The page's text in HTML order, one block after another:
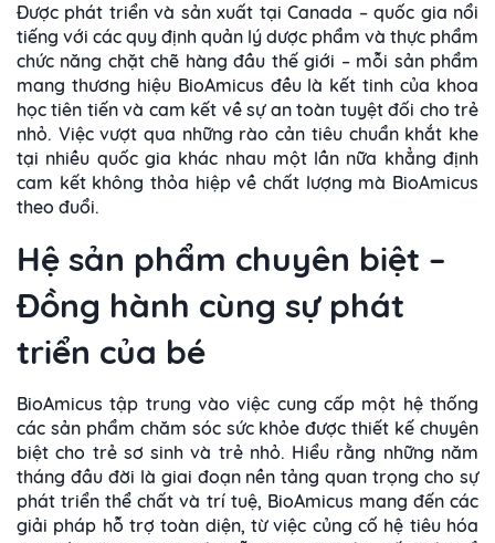
Được phát triển và sản xuất tại Canada – quốc gia nổi
tiếng với các quy định quản lý dược phẩm và thực phẩm
chức năng chặt chẽ hàng đầu thế giới – mỗi sản phẩm
mang thương hiệu BioAmicus đều là kết tinh của khoa
học tiên tiến và cam kết về sự an toàn tuyệt đối cho trẻ
nhỏ. Việc vượt qua những rào cản tiêu chuẩn khắt khe
tại nhiều quốc gia khác nhau một lần nữa khẳng định
cam kết không thỏa hiệp về chất lượng mà BioAmicus
theo đuổi.
Hệ sản phẩm chuyên biệt –
Đồng hành cùng sự phát
triển của bé
BioAmicus tập trung vào việc cung cấp một hệ thống
các sản phẩm chăm sóc sức khỏe được thiết kế chuyên
biệt cho trẻ sơ sinh và trẻ nhỏ. Hiểu rằng những năm
tháng đầu đời là giai đoạn nền tảng quan trọng cho sự
phát triển thể chất và trí tuệ, BioAmicus mang đến các
giải pháp hỗ trợ toàn diện, từ việc củng cố hệ tiêu hóa